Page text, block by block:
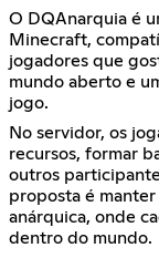
O DQAnarquia é
Minecraft,
jogadores que
mundo aberto e
jogo.
No servidor, os
recursos, formar
outros
proposta é
anárquica, onde
dentro do mundo.